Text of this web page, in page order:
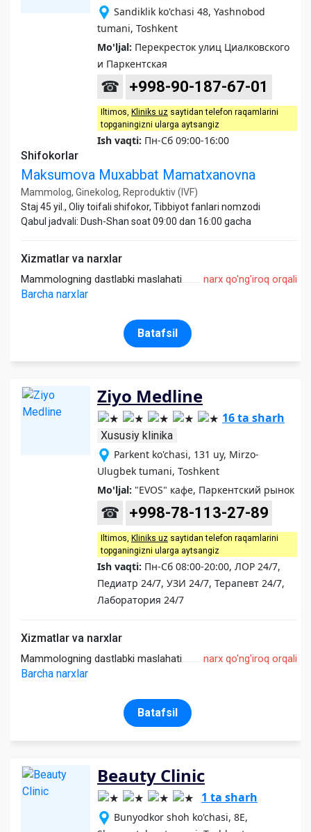
Sandiklik ko'chasi 48, Yashnobod
tumani, Toshkent
Mo'ljal: Перекресток улиц Циалковского
и Паркентская
☎ +998-90-187-67-01
Iltimos, Kliniks uz saytidan telefon raqamlarini
topganingizni ularga aytsangiz
Ish vaqti: Пн-Сб 09:00-16:00
Shifokorlar
Maksumova Muxabbat Mamatxanovna
Mammolog, Ginekolog, Reproduktiv (IVF)
Staj 45 yil., Oliy toifali shifokor, Tibbiyot fanlari nomzodi
Qabul jadvali: Dush-Shan soat 09:00 dan 16:00 gacha
Xizmatlar va narxlar
Mammologning dastlabki maslahati narx qo'ng'iroq orqali
Barcha narxlar
Batafsil
Ziyo Medline
16 ta sharh
Xususiy klinika
Parkent ko'chasi, 131 uy, Mirzo-
Ulugbek tumani, Toshkent
Mo'ljal: "EVOS" кафе, Паркентский рынок
☎ +998-78-113-27-89
Iltimos, Kliniks uz saytidan telefon raqamlarini
topganingizni ularga aytsangiz
Ish vaqti: Пн-Сб 08:00-20:00, ЛОР 24/7,
Педиатр 24/7, УЗИ 24/7, Терапевт 24/7,
Лаборатория 24/7
Xizmatlar va narxlar
Mammologning dastlabki maslahati narx qo'ng'iroq orqali
Barcha narxlar
Batafsil
Beauty Clinic
1 ta sharh
Bunyodkor shoh ko'chasi, 8E,